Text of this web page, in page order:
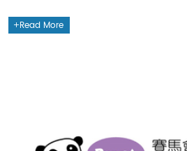
Read More